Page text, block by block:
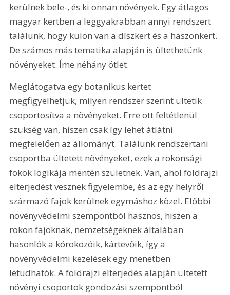
kerülnek bele-, és ki onnan növények. Egy átlagos
magyar kertben a leggyakrabban annyi rendszert
találunk, hogy külön van a díszkert és a haszonkert.
De számos más tematika alapján is ültethetünk
növényeket. Íme néhány ötlet.
Meglátogatva egy botanikus kertet
megfigyelhetjük, milyen rendszer szerint ültetik
csoportosítva a növényeket. Erre ott feltétlenül
szükség van, hiszen csak így lehet átlátni
megfelelően az állományt. Találunk rendszertani
csoportba ültetett növényeket, ezek a rokonsági
fokok logikája mentén születnek. Van, ahol földrajzi
elterjedést vesznek figyelembe, és az egy helyről
származó fajok kerülnek egymáshoz közel. Előbbi
növényvédelmi szempontból hasznos, hiszen a
rokon fajoknak, nemzetségeknek általában
hasonlók a kórokozóik, kártevőik, így a
növényvédelmi kezelések egy menetben
letudhatók. A földrajzi elterjedés alapján ültetett
növényi csoportok gondozási szempontból